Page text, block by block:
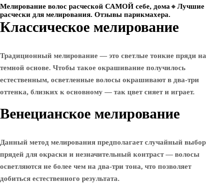
Мелирование волос расческой САМОЙ себе, дома🔸️Лучшие
расчески для мелирования. Отзывы парикмахера.
Классическое мелирование
Традиционный мелирование — это светлые тонкие пряди на
темной основе. Чтобы такое окрашивание получилось
естественным, осветленные волосы окрашивают в два-три
оттенка, близких к основному — так цвет сияет и играет.
Венецианское мелирование
Данный метод мелирования предполагает случайный выбор
прядей для окраски и незначительный контраст — волосы
осветляются не более чем на два-три тона, что позволяет
добиться естественного результата.